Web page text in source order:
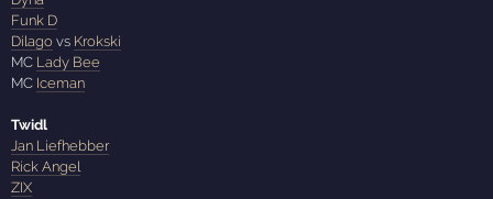
Funk D
Dilago vs Krokski
MC Lady Bee
MC Iceman
Twidl
Jan Liefhebber
Rick Angel
ZIX